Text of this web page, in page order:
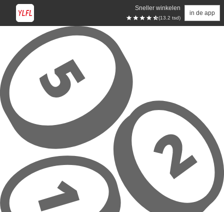
Sneller winkelen
(13.2 tsd)
in de app
Overslaan naar hoofdinhoud